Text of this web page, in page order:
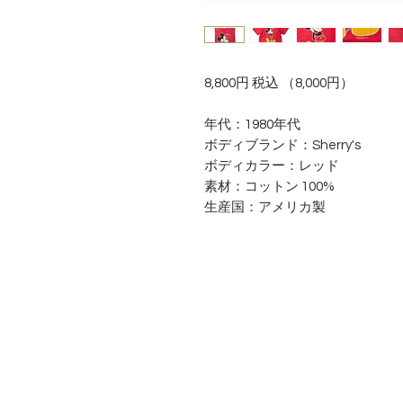
8,800円 税込 （8,000円）
年代：1980年代
ボディブランド：Sherry's
ボディカラー：レッド
素材：コットン 100%
生産国：アメリカ製